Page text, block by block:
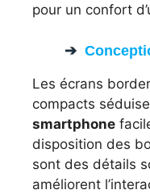
pour un confort
Les écrans
compacts
smartphone
disposition des
sont des détails
améliorent